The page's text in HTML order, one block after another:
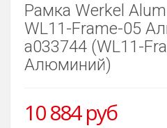
Розетки Интернет
Рамка Werkel
WL11-Frame-05
a033744 (WL11-
Алюминий)
10 884руб